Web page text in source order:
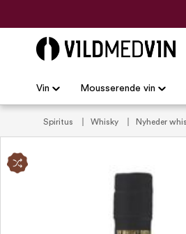
Vin Mousserende vin
Spiritus Whisky Nyheder